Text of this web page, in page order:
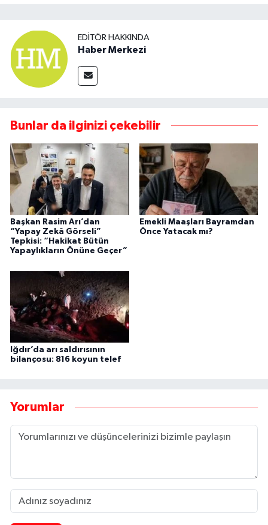
EDITÖR HAKKINDA
Haber Merkezi
Bunlar da ilginizi çekebilir
Başkan Rasim Arı’dan
“Yapay Zekâ Görseli”
Tepkisi: “Hakikat Bütün
Yapaylıkların Önüne Geçer”
Emekli Maaşları Bayramdan
Önce Yatacak mı?
Iğdır’da arı saldırısının
bilançosu: 816 koyun telef
Yorumlar